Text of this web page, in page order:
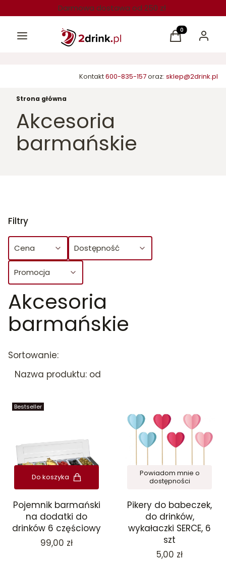
Darmowa dostawa od 250 zł
Menu Produkty w
Koszyk Zaloguj
Kontakt600-835-157oraz: sklep@2drink.pl
Strona główna
Akcesoria
barmańskie
Filtry
Cena Dostępność
Promocja
Koniec filtrów
Akcesoria
barmańskie
Lista produktów
Sortowanie:
Nazwa produktu: od Z do A
Bestseller
Do koszyka
Pojemnik barmański
na dodatki do
drinków 6 częściowy
Cena
99,00 zł
Powiadom mnie o
dostępności
Pikery do babeczek,
do drinków,
wykałaczki SERCE, 6
szt
Cena
5,00 zł